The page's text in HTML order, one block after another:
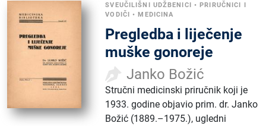
SVEUČILIŠNI UDŽBENICI •PRIRUČNICI I
VODIČI •MEDICINA
Pregledba i liječenje
muške gonoreje
Janko Božić
Stručni medicinski priručnik koji je
1933. godine objavio prim. dr. Janko
Božić (1889.–1975.), ugledni